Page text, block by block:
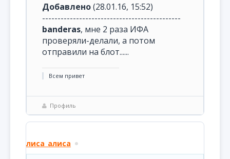
Добавлено(28.01.16, 15:52)
---------------------------------------------
banderas, мне 2 раза ИФА
проверяли-делали, а потом
отправили на блот......
Всем привет
Профиль
лиса_алиса